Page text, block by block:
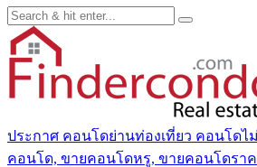
ประกาศ คอนโดย่านท่องเที่ยว คอนโดไ
คอนโด, ขายคอนโดหรู, ขายคอนโดรา